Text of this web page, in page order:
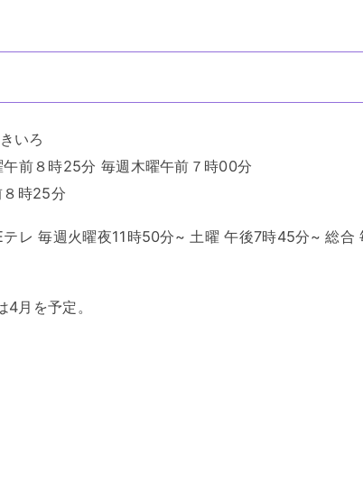
いろ
前８時25分 毎週木曜午前７時00分
時25分
レ 毎週火曜夜11時50分~ 土曜 午後7時45分~ 総合
月を予定。